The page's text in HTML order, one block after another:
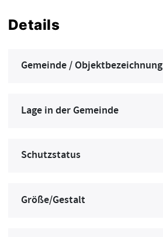
Details
Gemeinde / Objektbezeichnung
Lage in der Gemeinde
Schutzstatus
Größe/Gestalt